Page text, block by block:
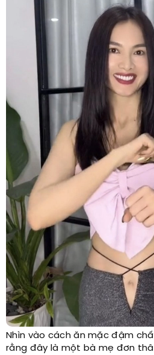
Nhìn vào cách ăn mặc đậm
rằng đây là một bà mẹ đơn